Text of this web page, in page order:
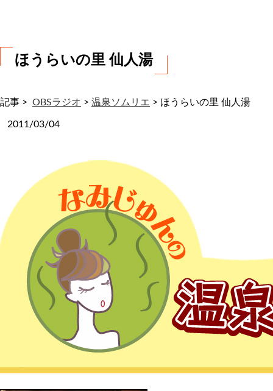
ほうらいの里 仙人湯
記事 > OBSラジオ > 温泉ソムリエ > ほうらいの里 仙人湯
2011/03/04